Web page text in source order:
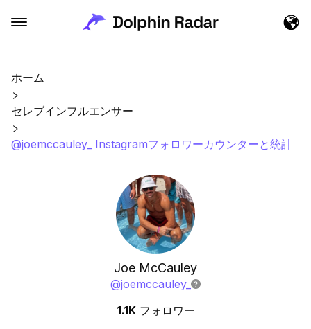
ホーム
セレブインフルエンサー
@joemccauley_ Instagramフォロワーカウンターと統計
Joe McCauley
@joemccauley_
1.1K フォロワー